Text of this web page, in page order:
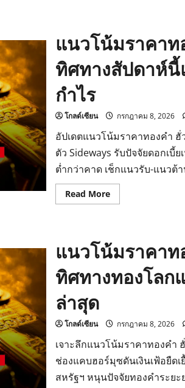
ทองคำ
ล่าสุด
HSBC
หั่น
เป้า
ปี
และ
สงคราม
แนวโน้มราคาท
ทิศทางสัปดาห์
กำไร
โกลด์เซียน กรกฎาคม 8, 2026
อัปเดตแนวโน้มราคาทองคำ ฮั่
ตัว Sideways รับปัจจัยดอกเบี้
ต่ำกว่าคาด เช็กแนวรับ-แนวต้
Read MoreRead
more
ทองคำ
วิเคราะห์
ทิศทาง
สัปดาห์
นี้
และ
แนวโน้มราคาท
ทิศทางทองโลก
ล่าสุด
โกลด์เซียน กรกฎาคม 8, 2026
เจาะลึกแนวโน้มราคาทองคำ
ช่องแคบฮอร์มุซดันเงินเฟ้อยืด
สหรัฐฯ หนุนปัจจัยทองคำระยะ